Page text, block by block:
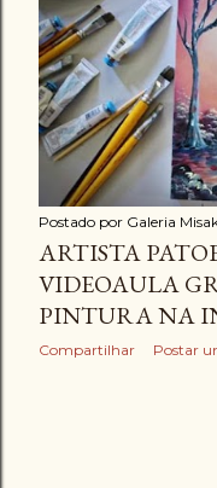
Postado por Galeria
ARTISTA
VIDEOAULA
PINTURA NA
Compartilhar Postar